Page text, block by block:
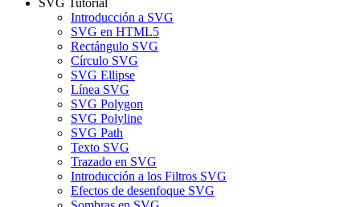
SVG Tutorial
Introducción a SVG
SVG en HTML5
Rectángulo SVG
Círculo SVG
SVG Ellipse
Línea SVG
SVG Polygon
SVG Polyline
SVG Path
Texto SVG
Trazado en SVG
Introducción a los Filtros SVG
Efectos de desenfoque SVG